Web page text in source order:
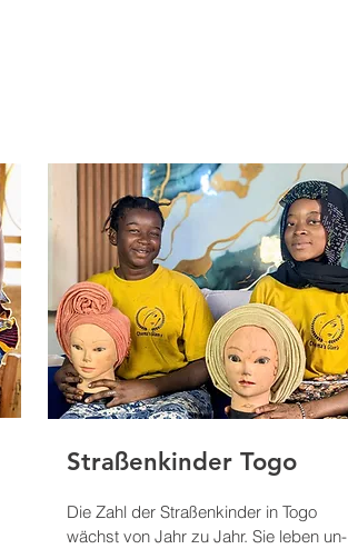
Straßenkinder Togo
Die Zahl der Straßenkinder in Togo
wächst von Jahr zu Jahr. Sie leben un­